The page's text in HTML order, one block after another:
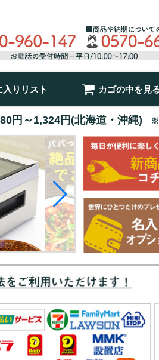
入りリスト カゴの中を見
円～1,324円(北海道・沖縄) ※